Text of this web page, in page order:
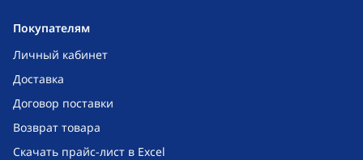
Покупателям
Личный кабинет
Доставка
Договор поставки
Возврат товара
Скачать прайс-лист в Excel